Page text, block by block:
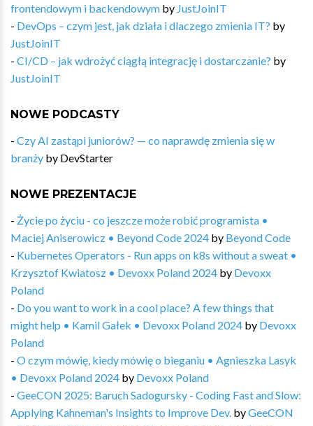
frontendowym i backendowym by JustJoinIT
- DevOps – czym jest, jak działa i dlaczego zmienia IT? by
JustJoinIT
- CI/CD – jak wdrożyć ciągłą integrację i dostarczanie? by
JustJoinIT
NOWE PODCASTY
- Czy AI zastąpi juniorów? — co naprawdę zmienia się w
branży by DevStarter
NOWE PREZENTACJE
- Życie po życiu - co jeszcze może robić programista •
Maciej Aniserowicz • Beyond Code 2024 by Beyond Code
- Kubernetes Operators​ - Run apps on k8s without a sweat •
Krzysztof Kwiatosz • Devoxx Poland 2024 by Devoxx
Poland
- Do you want to work in a cool place? A few things that
might help • Kamil Gałek • Devoxx Poland 2024 by Devoxx
Poland
- O czym mówię, kiedy mówię o bieganiu • Agnieszka Lasyk
• Devoxx Poland 2024 by Devoxx Poland
- GeeCON 2025: Baruch Sadogursky - Coding Fast and Slow:
Applying Kahneman's Insights to Improve Dev. byGeeCON